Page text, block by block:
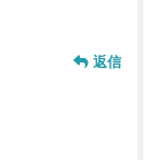
返信